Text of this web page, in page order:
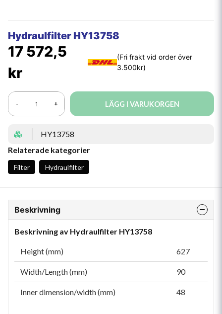
Hydraulfilter HY13758
17 572,5
kr
- + LÄGG I VARUKORGEN
HY13758
Relaterade kategorier
Filter Hydraulfilter
Beskrivning
Beskrivning av Hydraulfilter HY13758
Height (mm) 627
Width/Length (mm) 90
Inner dimension/width (mm) 48